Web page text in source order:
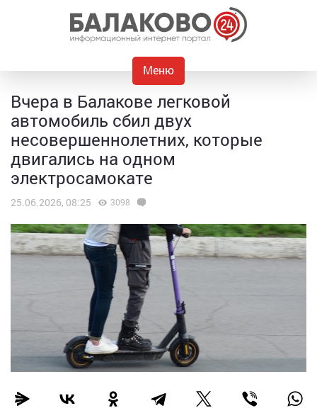
Меню
Вчера в Балакове легковой
автомобиль сбил двух
несовершеннолетних, которые
двигались на одном
электросамокате
25.06.2026, 08:25 3098